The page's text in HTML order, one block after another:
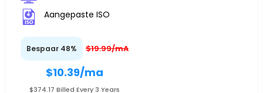
Aangepaste ISO
Bespaar 48% $19.99/mA
$10.39/ma
$374.17 Billed Every 3 Years